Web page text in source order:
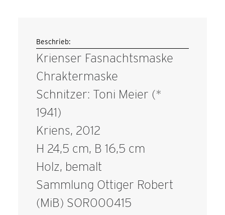
Beschrieb:
Krienser Fasnachtsmaske
Chraktermaske
Schnitzer: Toni Meier (*
1941)
Kriens, 2012
H 24,5 cm, B 16,5 cm
Holz, bemalt
Sammlung Ottiger Robert
(MiB) SOR000415